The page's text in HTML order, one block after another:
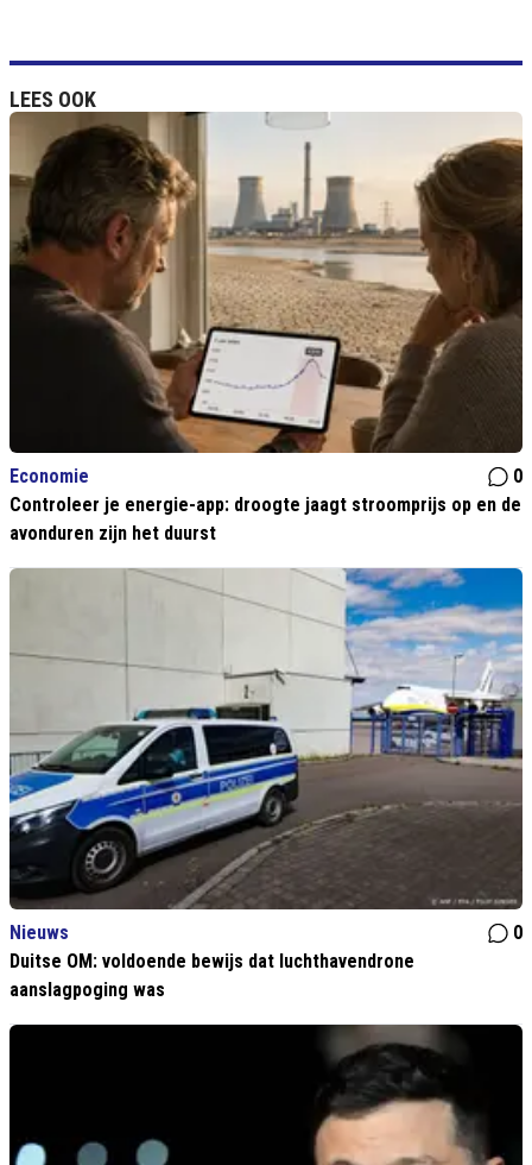
LEES OOK
Economie
0
Controleer je energie-app: droogte jaagt stroomprijs op en de
avonduren zijn het duurst
Nieuws
0
Duitse OM: voldoende bewijs dat luchthavendrone
aanslagpoging was